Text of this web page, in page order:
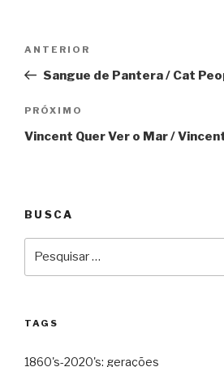
Post
Anterior
ANTERIOR
Sangue de Pantera / Cat
Próximo
PRÓXIMO
Vincent Quer Ver o Mar /
BUSCA
TAGS
1860's-2020's: gerações